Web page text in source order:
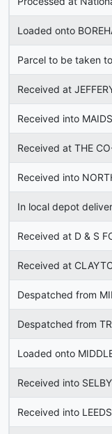
Loaded onto
Parcel to be taken
Received at
Received into
Received at THE
Received into
In local depot
Received at D & S
Received at
Despatched from
Despatched from
Loaded onto
Received into
Received into